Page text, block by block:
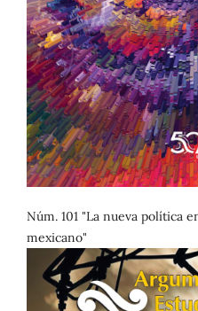
Núm. 101 "La nueva política
mexicano"